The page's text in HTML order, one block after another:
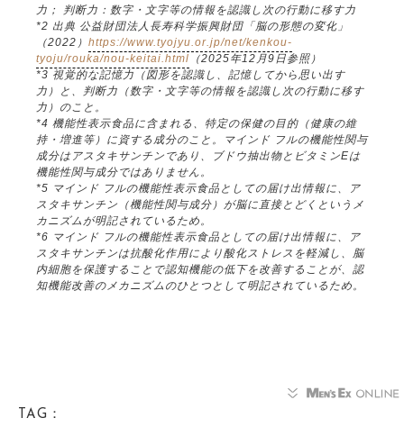
力； 判断力：数字・文字等の情報を認識し次の行動に移す力
*2 出典 公益財団法人長寿科学振興財団「脳の形態の変化」
（2022） https://www.tyojyu.or.jp/net/kenkou-
tyoju/rouka/nou-keitai.html （2025年12月9日参照）
*3 視覚的な記憶力（図形を認識し、記憶してから思い出す
力）と、判断力（数字・文字等の情報を認識し次の行動に移す
力）のこと。
*4 機能性表示食品に含まれる、特定の保健の目的（健康の維
持・増進等）に資する成分のこと。マインド フルの機能性関与
成分はアスタキサンチンであり、ブドウ抽出物とビタミンEは
機能性関与成分ではありません。
*5 マインド フルの機能性表示食品としての届け出情報に、ア
スタキサンチン（機能性関与成分）が脳に直接とどくというメ
カニズムが明記されているため。
*6 マインド フルの機能性表示食品としての届け出情報に、ア
スタキサンチンは抗酸化作用により酸化ストレスを軽減し、脳
内細胞を保護することで認知機能の低下を改善することが、認
知機能改善のメカニズムのひとつとして明記されているため。
TAG：